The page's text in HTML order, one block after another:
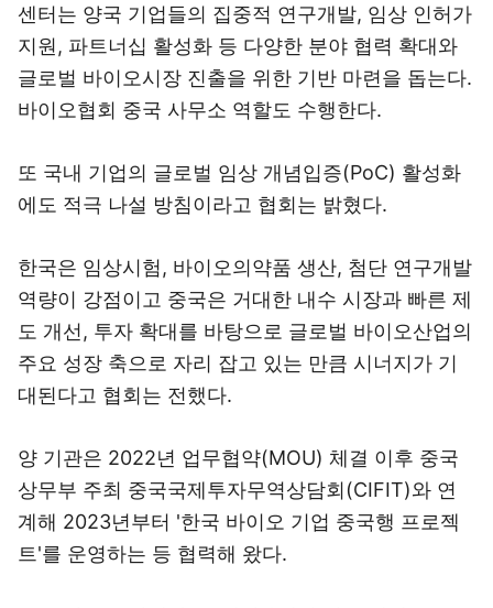
센터는 양국 기업들의 집중적 연구개발, 임상 인허가
지원, 파트너십 활성화 등 다양한 분야 협력 확대와
글로벌 바이오시장 진출을 위한 기반 마련을 돕는다.
바이오협회 중국 사무소 역할도 수행한다.
또 국내 기업의 글로벌 임상 개념입증(PoC) 활성화
에도 적극 나설 방침이라고 협회는 밝혔다.
한국은 임상시험, 바이오의약품 생산, 첨단 연구개발
역량이 강점이고 중국은 거대한 내수 시장과 빠른 제
도 개선, 투자 확대를 바탕으로 글로벌 바이오산업의
주요 성장 축으로 자리 잡고 있는 만큼 시너지가 기
대된다고 협회는 전했다.
양 기관은 2022년 업무협약(MOU) 체결 이후 중국
상무부 주최 중국국제투자무역상담회(CIFIT)와 연
계해 2023년부터 '한국 바이오 기업 중국행 프로젝
트'를 운영하는 등 협력해 왔다.